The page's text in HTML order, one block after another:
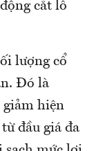
cắt lỗ
lượng cổ
Đó là
hiện
đầu giá đa